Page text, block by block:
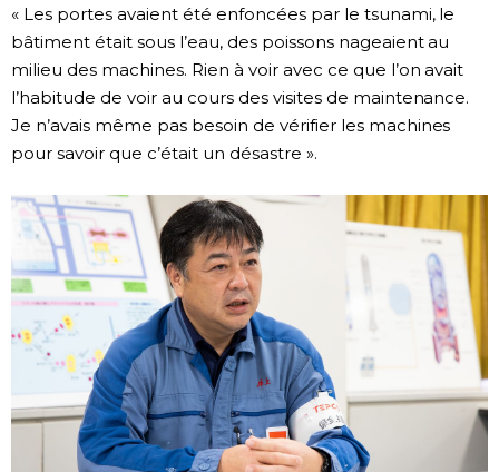
« Les portes avaient été enfoncées par le tsunami, le
bâtiment était sous l’eau, des poissons nageaient au
milieu des machines. Rien à voir avec ce que l’on avait
l’habitude de voir au cours des visites de maintenance.
Je n’avais même pas besoin de vérifier les machines
pour savoir que c’était un désastre ».